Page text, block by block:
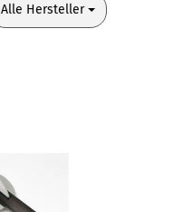
Alle Hersteller
pro Seite